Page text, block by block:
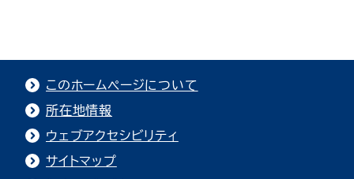
このホームページについて
所在地情報
ウェブアクセシビリティ
サイトマップ